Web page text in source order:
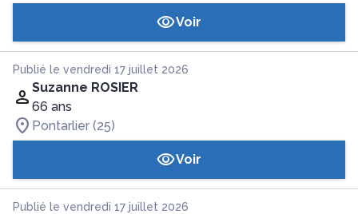
Voir
Publié le vendredi 17 juillet 2026
Suzanne ROSIER
66 ans
Pontarlier (25)
Voir
Publié le vendredi 17 juillet 2026